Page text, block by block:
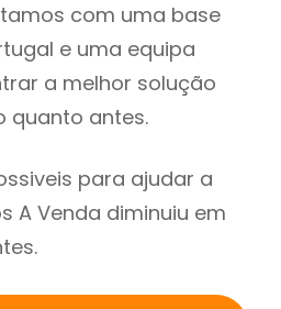
com uma base
e uma equipa
a melhor solução
quanto antes.
para ajudar a
A Venda diminuiu em